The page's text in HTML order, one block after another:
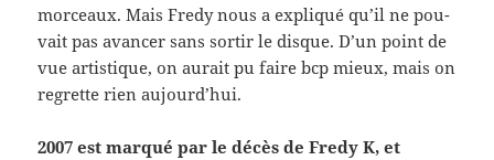
morceaux. Mais Fredy nous a expliqué qu’il ne pou­
vait pas avancer sans sor­tir le disque. D’un point de
vue artis­tique, on aurait pu faire bcp mieux, mais on
regrette rien aujourd’hui.
2007 est mar­qué par le décès de Fredy K, et